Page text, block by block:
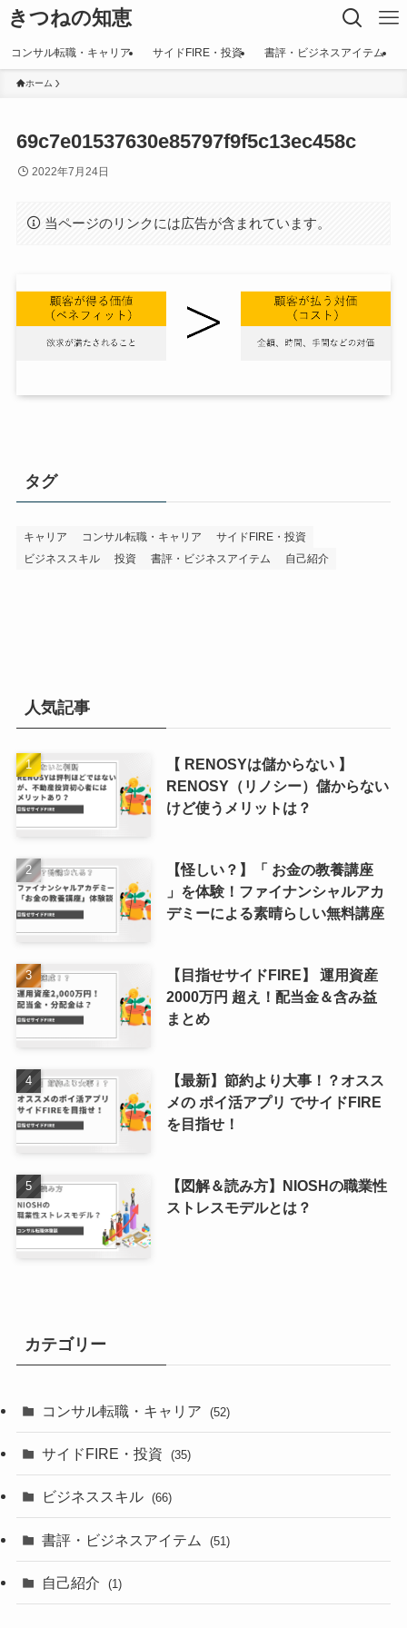
きつねの知恵
コンサル転職・キャリア サイドFIRE・投資 書評・ビジネスアイテム
ホーム
69c7e01537630e85797f9f5c13ec458c
2022年7月24日
当ページのリンクには広告が含まれています。
タグ
キャリア コンサル転職・キャリア
サイドFIRE・投資
ビジネススキル
投資 書評・ビジネスアイテム 自己紹介
人気記事
【 RENOSYは儲からない 】
RENOSY（リノシー）儲からない
けど使うメリットは？
【怪しい？】「 お金の教養講座
」を体験！ファイナンシャルアカ
デミーによる素晴らしい無料講座
【目指せサイドFIRE】 運用資産
2000万円 超え！配当金＆含み益
まとめ
【最新】節約より大事！？オスス
メの ポイ活アプリ でサイドFIRE
を目指せ！
【図解＆読み方】NIOSHの職業性
ストレスモデルとは？
カテゴリー
コンサル転職・キャリア (52)
サイドFIRE・投資 (35)
ビジネススキル (66)
書評・ビジネスアイテム (51)
自己紹介 (1)